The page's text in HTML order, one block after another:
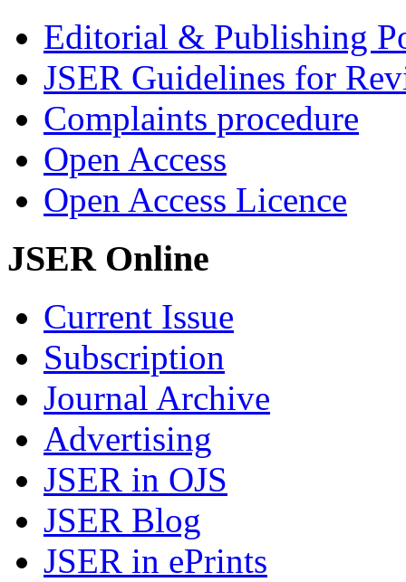
Editorial & Publishing
JSER Guidelines for
Complaints procedure
Open Access
Open Access Licence
JSER Online
Current Issue
Subscription
Journal Archive
Advertising
JSER in OJS
JSER Blog
JSER in ePrints